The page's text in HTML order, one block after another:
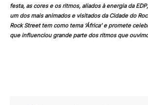
festa, as cores e os ritmos, aliados à energia da
um dos mais animados e visitados da Cidade do
Rock Street tem como tema ‘África’ e promete
que influenciou grande parte dos ritmos que